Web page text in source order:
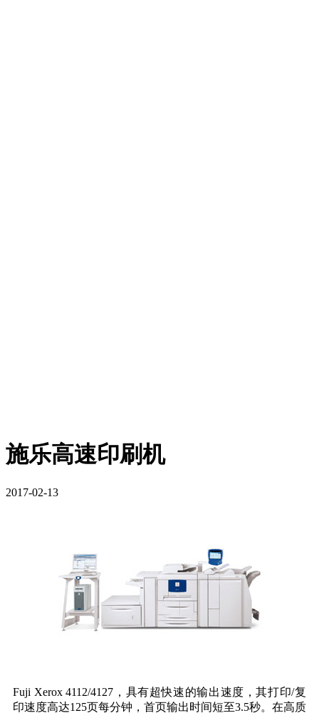
施乐高速印刷机
2017-02-13
Fuji Xerox 4112/4127，具有超快速的输出速度，其打印/复
印速度高达125页每分钟，首页输出时间短至3.5秒。在高质